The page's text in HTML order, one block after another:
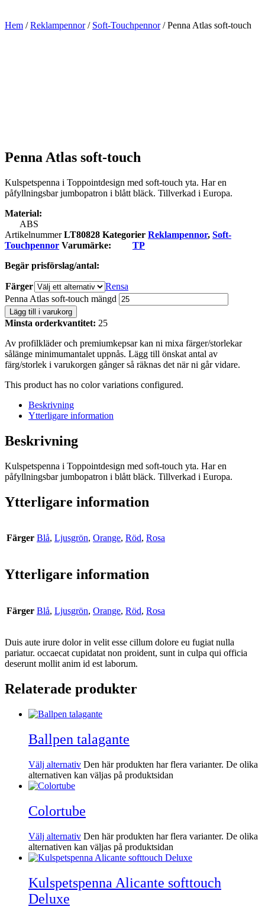
Hem /Reklampennor/ Soft-Touchpennor/ Penna Atlas soft-touch
Penna Atlas soft-touch
Kulspetspenna i Toppointdesign med soft-touch yta. Har en
påfyllningsbar jumbopatron i blått bläck. Tillverkad i Europa.
Material:
ABS
ArtikelnummerLT80828 Kategorier Reklampennor, Soft-
Touchpennor Varumärke:
TP
Begär prisförslag/antal:
Färger
Rensa
Penna Atlas soft-touch mängd
Lägg till i varukorg
Minsta orderkvantitet: 25
Av profilkläder och premiumkepsar kan ni mixa färger/storlekar
sålänge minimumantalet uppnås. Lägg till önskat antal av
färg/storlek i varukorgen gånger så räknas det när ni går vidare.
This product has no color variations configured.
Beskrivning
Ytterligare information
Beskrivning
Kulspetspenna i Toppointdesign med soft-touch yta. Har en
påfyllningsbar jumbopatron i blått bläck. Tillverkad i Europa.
Ytterligare information
Färger Blå, Ljusgrön, Orange, Röd, Rosa
Ytterligare information
Färger Blå, Ljusgrön, Orange, Röd, Rosa
Duis aute irure dolor in velit esse cillum dolore eu fugiat nulla
pariatur. occaecat cupidatat non proident, sunt in culpa qui officia
deserunt mollit anim id est laborum.
Relaterade produkter
Ballpen talagante
Välj alternativ Den här produkten har flera varianter. De olika
alternativen kan väljas på produktsidan
Colortube
Välj alternativ Den här produkten har flera varianter. De olika
alternativen kan väljas på produktsidan
Kulspetspenna Alicante softtouch
Deluxe